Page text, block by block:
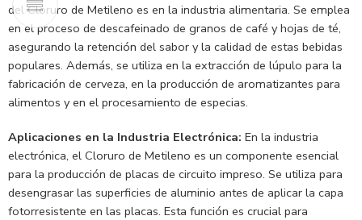
del Cloruro de Metileno es en la industria alimentaria. Se emplea
en el proceso de descafeinado de granos de café y hojas de té,
asegurando la retención del sabor y la calidad de estas bebidas
populares. Además, se utiliza en la extracción de lúpulo para la
fabricación de cerveza, en la producción de aromatizantes para
alimentos y en el procesamiento de especias.
Aplicaciones en la Industria Electrónica: En la industria
electrónica, el Cloruro de Metileno es un componente esencial
para la producción de placas de circuito impreso. Se utiliza para
desengrasar las superficies de aluminio antes de aplicar la capa
fotorresistente en las placas. Esta función es crucial para